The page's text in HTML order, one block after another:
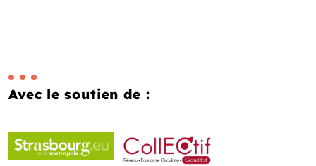
Avec le soutien de :